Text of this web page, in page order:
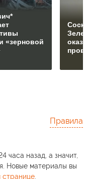
«зерновой
Правила
часа назад, а значит,
Новые материалы вы
странице.